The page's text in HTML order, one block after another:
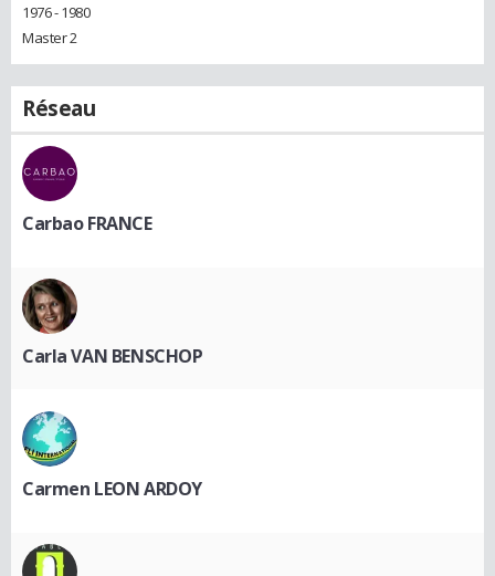
1976 - 1980
Master 2
Réseau
Carbao FRANCE
Carla VAN BENSCHOP
Carmen LEON ARDOY